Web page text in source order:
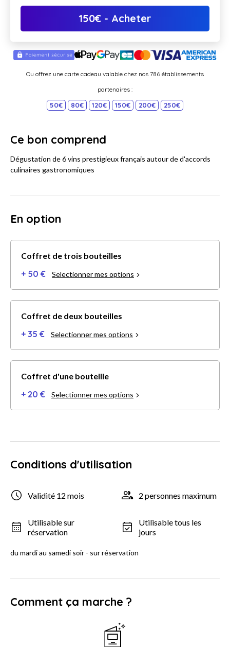
150€ - Acheter
Ou offrez une carte cadeau valable chez nos 786 établissements
partenaires :
50€ 80€ 120€ 150€ 200€ 250€
Ce bon comprend
Dégustation de 6 vins prestigieux français autour de d'accords
culinaires gastronomiques
En option
Coffret de trois bouteilles
+ 50 € Selectionner mes options
Coffret de deux bouteilles
+ 35 € Selectionner mes options
Coffret d'une bouteille
+ 20 € Selectionner mes options
Conditions d'utilisation
Validité 12 mois 2 personnes maximum
Utilisable sur
réservation
Utilisable tous les
jours
du mardi au samedi soir - sur réservation
Comment ça marche ?